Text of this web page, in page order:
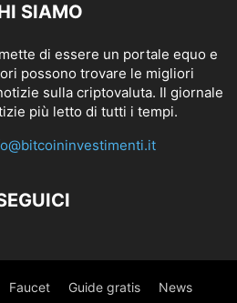
SIAMO
di essere un portale equo e
possono trovare le migliori
sulla criptovaluta. Il giornale
più letto di tutti i tempi.
Faucet Guide gratis News